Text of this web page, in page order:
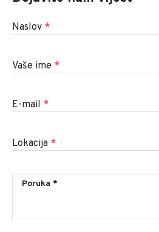
Naslov *
Vaše ime *
E-mail *
Lokacija *